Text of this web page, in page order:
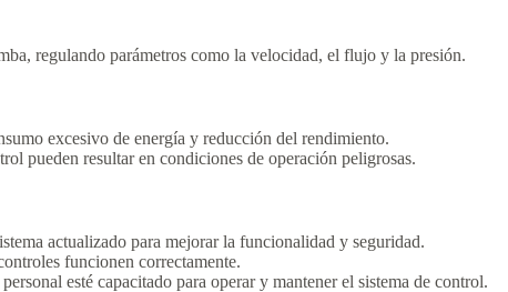
regulando parámetros como la velocidad, el flujo y la presión.
excesivo de energía y reducción del rendimiento.
pueden resultar en condiciones de operación peligrosas.
actualizado para mejorar la funcionalidad y seguridad.
funcionen correctamente.
esté capacitado para operar y mantener el sistema de control.